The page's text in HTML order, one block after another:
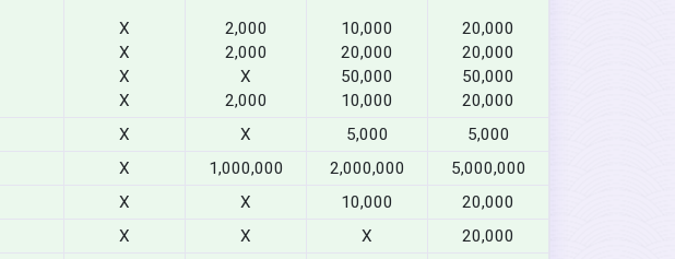
X
X
X
X
2,000
2,000
X
2,000
10,000
20,000
50,000
10,000
20,000
20,000
50,000
20,000
X X 5,000
5,000
X 1,000,000 2,000,000
5,000,000
X X 10,000
20,000
X X X 20,000